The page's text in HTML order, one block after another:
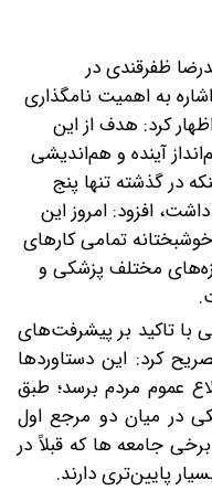
ظفرقندی در
به اهمیت نامگذاری
کرد: هدف از این
آینده و هم‌اندیشی
در گذشته تنها پنج
افزود: امروز این
و خوشبختانه تمامی کارهای
مختلف پزشکی و
با تاکید بر پیشرفت‌های
کرد: این دستاوردها
عموم مردم برسد؛ طبق
در میان دو مرجع اول
جامعه ها که قبلاً در
پایین‌تری دارند.